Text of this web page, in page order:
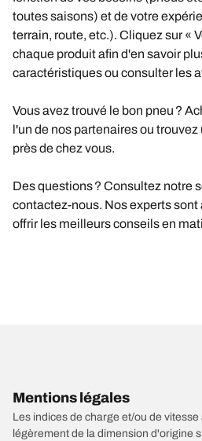
toutes saisons) et de votre
terrain, route, etc.). Cliquez sur «
chaque produit afin d'en savoir
caractéristiques ou consulter les
Vous avez trouvé le bon pneu ?
l'un de nos partenaires ou
près de chez vous.
Des questions ? Consultez notre
contactez-nous. Nos experts sont
offrir les meilleurs conseils en
Mentions légales
Les indices de charge et/ou de
légèrement de la dimension d'origine